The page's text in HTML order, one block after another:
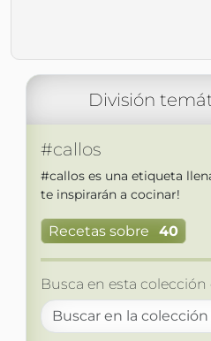
División
#callos
#callos es una etiqueta
te inspirarán a cocinar!
Recetas sobre 40
Busca en esta colección